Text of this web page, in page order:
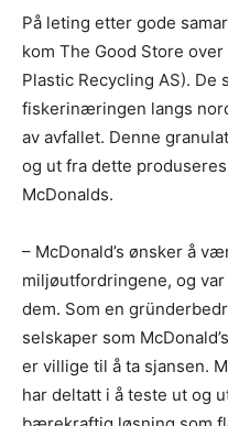
På leting etter gode
kom The Good Store
Plastic Recycling AS). De
fiskerinæringen langs
av avfallet. Denne
og ut fra dette
McDonalds.
– McDonald’s ønsker å
miljøutfordringene, og
dem. Som en
selskaper som
er villige til å ta sjansen.
har deltatt i å teste ut og